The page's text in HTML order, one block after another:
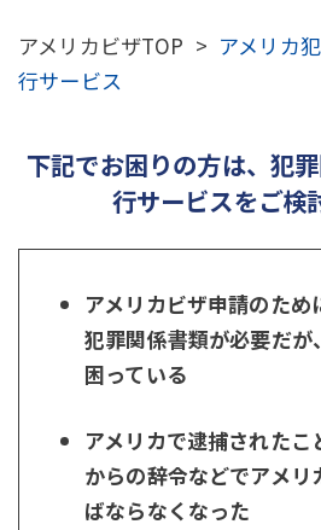
アメリカビザTOP > アメリカ
行サービス
下記でお困りの方は、犯
行サービスをご検
アメリカビザ申請のため
犯罪関係書類が必要だが
困っている
アメリカで逮捕された
からの辞令などでアメリ
ばならなくなった